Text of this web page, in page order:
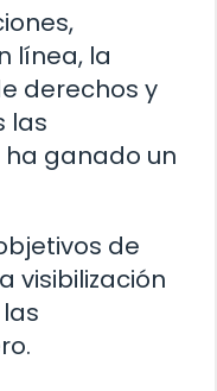
línea, la
derechos y
las
ganado un
de
visibilización